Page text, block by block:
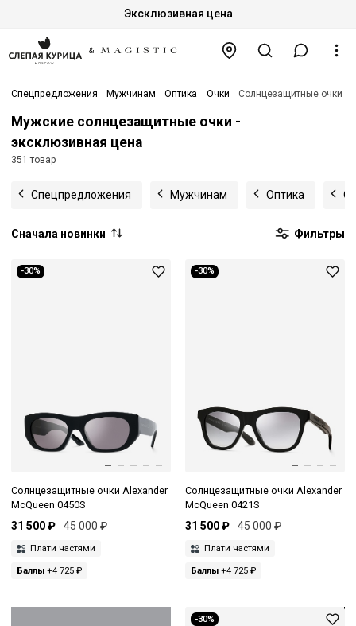
Эксклюзивная цена
Спецпредложения Мужчинам Оптика Очки Солнцезащитные очки
Мужские солнцезащитные очки -
эксклюзивная цена
351 товар
Спецпредложения Мужчинам Оптика
Сначала новинки Фильтры
-30%
Солнцезащитные очки Alexander
McQueen 0450S
31 500 ₽ 45 000 ₽
Плати частями
Баллы +4 725 ₽
-30%
Солнцезащитные очки Alexander
McQueen 0421S
31 500 ₽ 45 000 ₽
Плати частями
Баллы+4 725 ₽
-30%